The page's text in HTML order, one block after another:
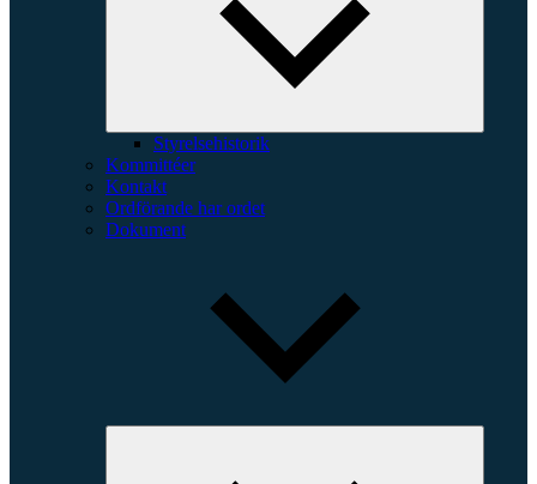
Styrelsehistorik
Kommittéer
Kontakt
Ordförande har ordet
Dokument